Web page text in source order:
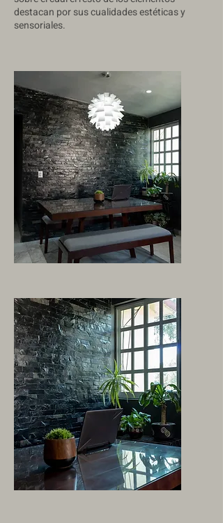
destacan por sus cualidades estéticas y
sensoriales.